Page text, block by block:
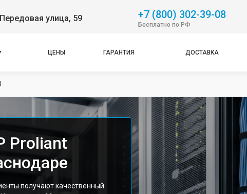
Передовая улица, 59 +7 (800) 302-39-08
Бесплатно по РФ
ЦЕНЫ ГАРАНТИЯ ДОСТАВКА
Proliant
получают качественный